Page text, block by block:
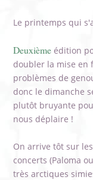
Le printemps qui
Deuxième édition
doubler la mise en
problèmes de
donc le dimanche
plutôt bruyante
nous déplaire !
On arrive tôt sur
concerts (Paloma
très arctiques